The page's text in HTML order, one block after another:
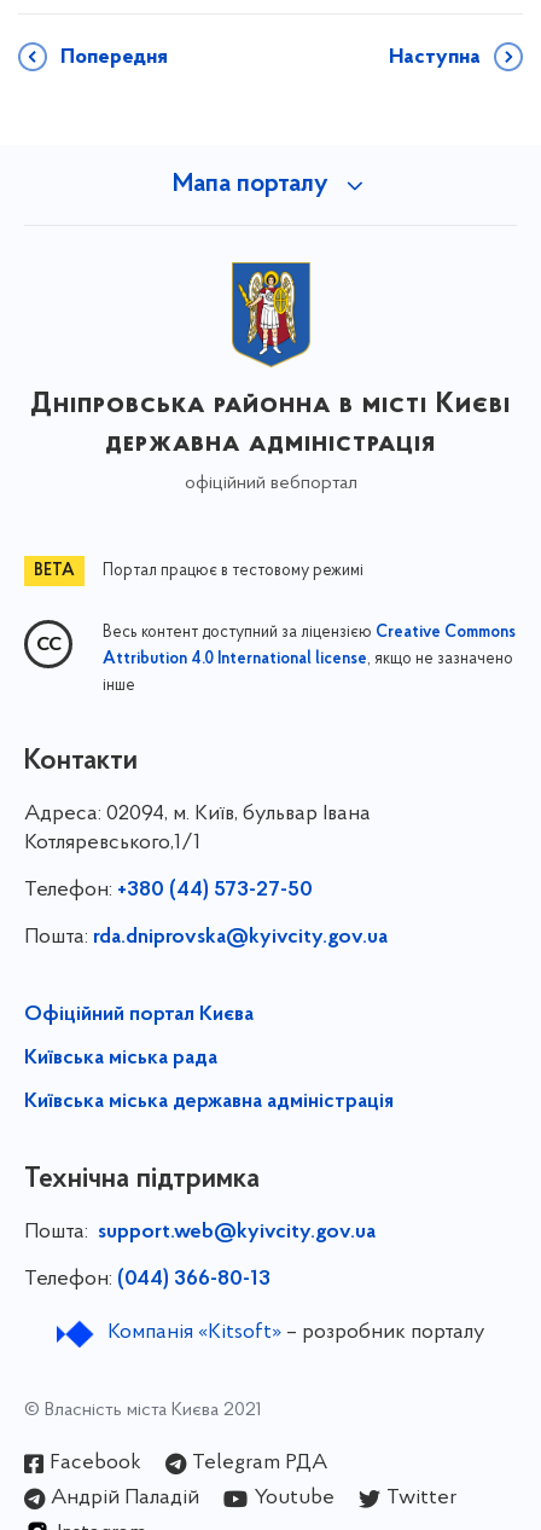
Попередня Наступна
Мапа порталу
Дніпровська районна в місті Києві
державна адміністрація
офіційний вебпортал
Портал працює в тестовому режимі
Весь контент доступний за ліцензією Creative Commons
Attribution 4.0 International license, якщо не зазначено
інше
Контакти
Адреса: 02094, м. Київ, бульвар Івана
Котляревського,1/1
Телефон: +380 (44) 573-27-50
Пошта: rda.dniprovska@kyivcity.gov.ua
Офіційний портал Києва
Київська міська рада
Київська міська державна адміністрація
Технічна підтримка
Пошта: support.web@kyivcity.gov.ua
Телефон: (044) 366-80-13
Компанія «Kitsoft»– розробник порталу
© Власність міста Києва 2021
Facebook
Telegram РДА
Андрій Паладій
Youtube
Twitter